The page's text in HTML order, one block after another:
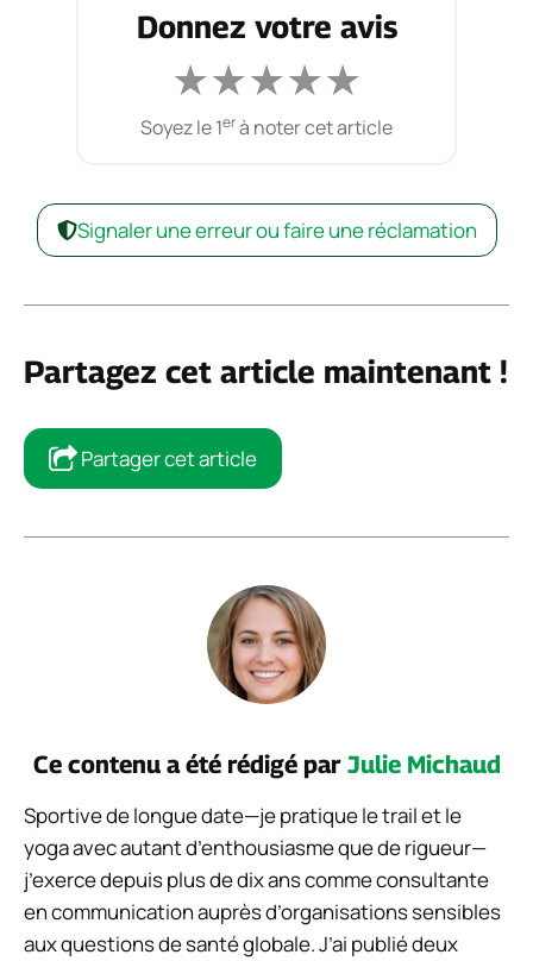
Donnez votre avis
★★★★★
Soyez le 1erà noter cet article
Signaler une erreur ou faire une réclamation
Partagez cet article maintenant !
Partager cet article
Ce contenu a été rédigé par Julie Michaud
Sportive de longue date—je pratique le trail et le
yoga avec autant d’enthousiasme que de rigueur—
j’exerce depuis plus de dix ans comme consultante
en communication auprès d’organisations sensibles
aux questions de santé globale. J’ai publié deux